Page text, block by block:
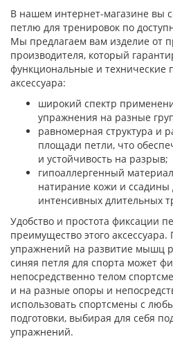
В нашем интернет-магазине вы
петлю для тренировок по
Мы предлагаем вам изделие от
производителя, который
функциональные и технические
аксессуара:
широкий спектр
упражнения на разные
равномерная структура и
площади петли, что
и устойчивость на разрыв;
гипоаллергенный
натирание кожи и ссадины
интенсивных длительных
Удобство и простота фиксации
преимущество этого
упражнений на развитие мышц
синяя петля для спорта может
непосредственно телом
и на разные опоры и
использовать спортсмены с
подготовки, выбирая для себя
упражнений.